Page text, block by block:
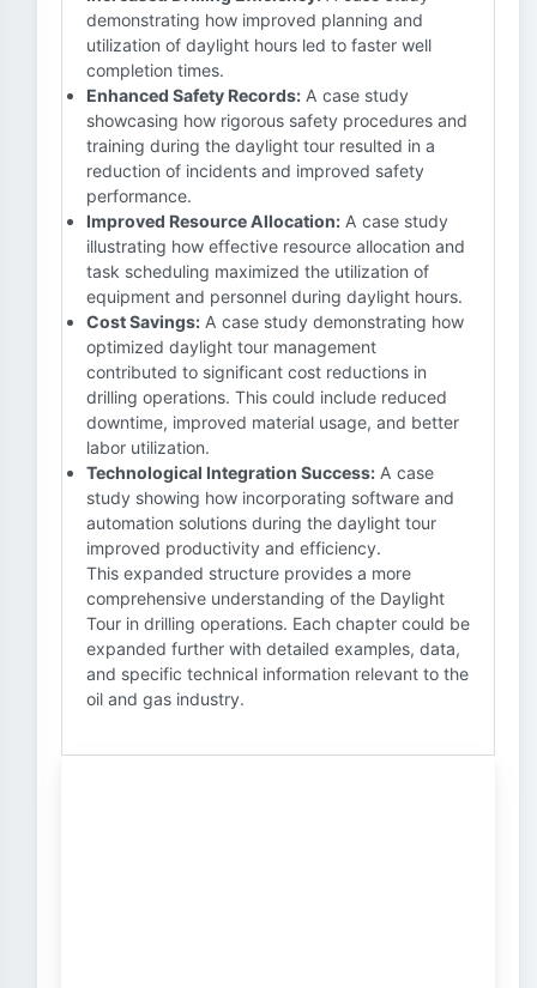
demonstrating how improved planning and
utilization of daylight hours led to faster well
completion times.
Enhanced Safety Records: A case study
showcasing how rigorous safety procedures and
training during the daylight tour resulted in a
reduction of incidents and improved safety
performance.
Improved Resource Allocation: A case study
illustrating how effective resource allocation and
task scheduling maximized the utilization of
equipment and personnel during daylight hours.
Cost Savings: A case study demonstrating how
optimized daylight tour management
contributed to significant cost reductions in
drilling operations. This could include reduced
downtime, improved material usage, and better
labor utilization.
Technological Integration Success: A case
study showing how incorporating software and
automation solutions during the daylight tour
improved productivity and efficiency.
This expanded structure provides a more
comprehensive understanding of the Daylight
Tour in drilling operations. Each chapter could be
expanded further with detailed examples, data,
and specific technical information relevant to the
oil and gas industry.